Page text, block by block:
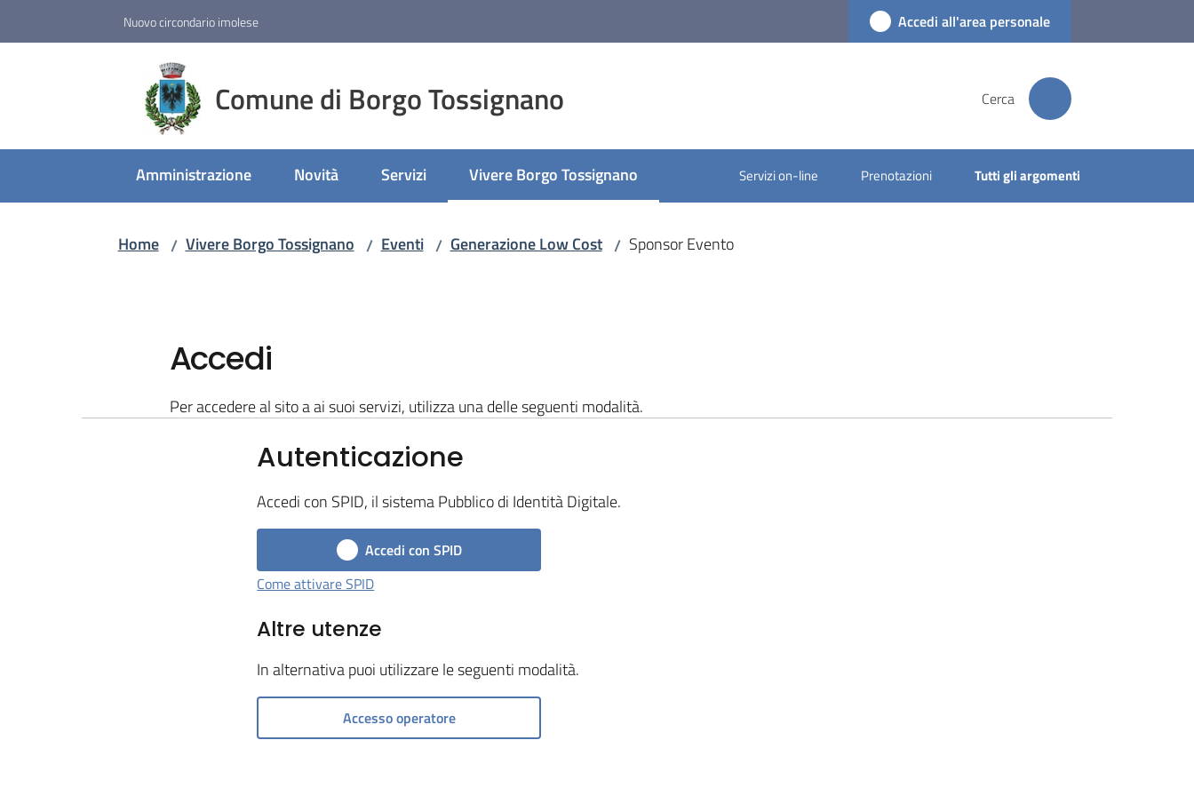
Nuovo circondario imolese Accedi all'area personale
Comune di Borgo Tossignano Cerca
Amministrazione Novità Servizi Vivere Borgo Tossignano
Menu selezionato Servizi on-line Prenotazioni Tutti gli argomenti
Home / Vivere Borgo Tossignano / Eventi / Generazione Low Cost / Sponsor Evento
Accedi
Per accedere al sito a ai suoi servizi, utilizza una delle seguenti modalità.
Autenticazione
Accedi con SPID, il sistema Pubblico di Identità Digitale.
Accedi con SPID
Come attivare SPID
Altre utenze
In alternativa puoi utilizzare le seguenti modalità.
Accesso operatore